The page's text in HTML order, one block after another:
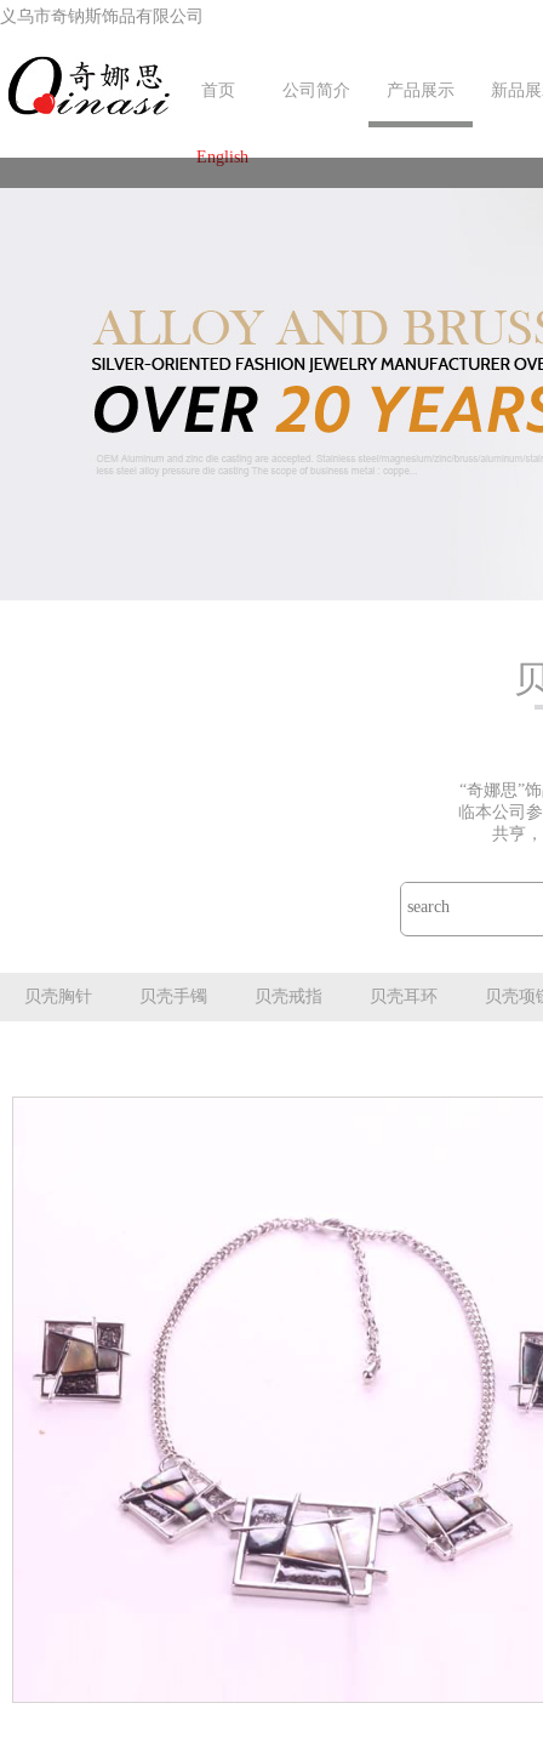
义乌市奇钠斯饰品有限公司
首页 公司简介 产品展示 新品
English
“奇娜思”
临本公司
共亨
贝壳胸针 贝壳手镯 贝壳戒指 贝壳耳环 贝壳项